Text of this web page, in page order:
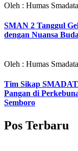
Oleh : Humas Smadata
SMAN 2 Tanggul
dengan Nuansa
Oleh : Humas Smadata
Tim Sikap
Pangan di
Semboro
Pos Terbaru